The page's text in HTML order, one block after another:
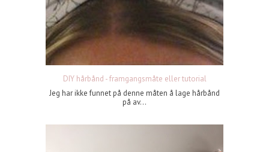
DIY hårbånd - framgangsmåte eller tutorial
Jeg har ikke funnet på denne måten å lage hårbånd
på av...